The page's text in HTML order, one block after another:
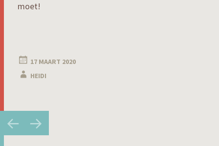
moet!
17 MAART 2020
HEIDI
Berichtnavigatie